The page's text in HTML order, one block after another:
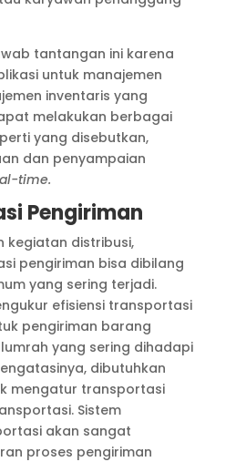
tantangan ini karena
untuk manajemen
inventaris yang
melakukan berbagai
yang disebutkan,
dan penyampaian
time.
Pengiriman
kegiatan distribusi,
pengiriman bisa dibilang
yang sering terjadi.
efisiensi transportasi
pengiriman barang
yang sering dihadapi
dibutuhkan
mengatur transportasi
Sistem
akan sangat
proses pengiriman